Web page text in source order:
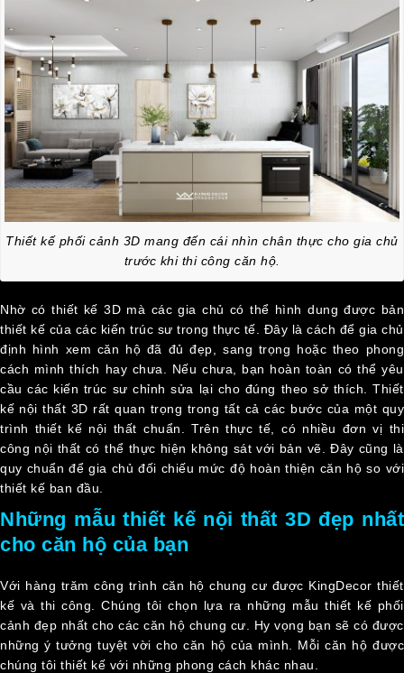
Thiết kế phối cảnh 3D mang đến cái nhìn chân thực cho gia chủ
trước khi thi công căn hộ.
Nhờ có thiết kế 3D mà các gia chủ có thể hình dung được bản
thiết kế của các kiến trúc sư trong thực tế. Đây là cách để gia chủ
định hình xem căn hộ đã đủ đẹp, sang trọng hoặc theo phong
cách mình thích hay chưa. Nếu chưa, bạn hoàn toàn có thể yêu
cầu các kiến trúc sư chỉnh sửa lại cho đúng theo sở thích. Thiết
kế nội thất 3D rất quan trọng trong tất cả các bước của một quy
trình thiết kế nội thất chuẩn. Trên thực tế, có nhiều đơn vị thi
công nội thất có thể thực hiện không sát với bản vẽ. Đây cũng là
quy chuẩn để gia chủ đối chiếu mức độ hoàn thiện căn hộ so với
thiết kế ban đầu.
Những mẫu thiết kế nội thất 3D đẹp nhất
cho căn hộ của bạn
Với hàng trăm công trình căn hộ chung cư được KingDecor thiết
kế và thi công. Chúng tôi chọn lựa ra những mẫu thiết kế phối
cảnh đẹp nhất cho các căn hộ chung cư. Hy vọng bạn sẽ có được
những ý tưởng tuyệt vời cho căn hộ của mình. Mỗi căn hộ được
chúng tôi thiết kế với những phong cách khác nhau.